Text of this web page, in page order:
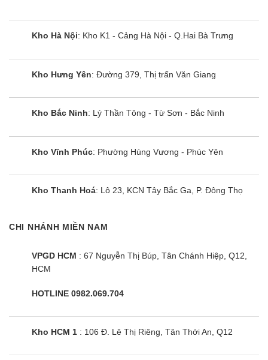
cánh inverter
Kho Hà Nội: Kho K1 - Cảng Hà Nội - Q.Hai Bà Trưng
Kho Hưng Yên: Đường 379, Thị trấn Văn Giang
Kho Bắc Ninh: Lý Thần Tông - Từ Sơn - Bắc Ninh
Kho Vĩnh Phúc: Phường Hùng Vương - Phúc Yên
Kho Thanh Hoá: Lô 23, KCN Tây Bắc Ga, P. Đông Thọ
CHI NHÁNH MIỀN NAM
VPGD HCM : 67 Nguyễn Thị Búp, Tân Chánh Hiệp, Q12,
HCM
HOTLINE 0982.069.704
Kho HCM 1 : 106 Đ. Lê Thị Riêng, Tân Thới An, Q12